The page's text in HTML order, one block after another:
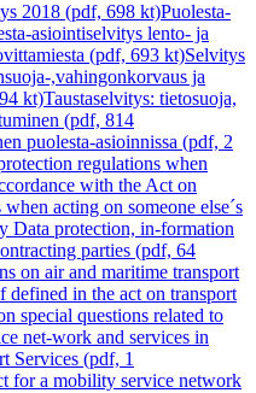
2018 (pdf, 698 kt)Puolesta-
asiointiselvitys lento- ja
(pdf, 693 kt)Selvitys
,vahingonkorvaus ja
kt)Taustaselvitys: tietosuoja,
(pdf, 814
puolesta-asioinnissa (pdf, 2
regulations when
with the Act on
acting on someone else´s
Data protection, in-formation
parties (pdf, 64
on air and maritime transport
defined in the act on transport
special questions related to
net-work and services in
Services (pdf, 1
for a mobility service network